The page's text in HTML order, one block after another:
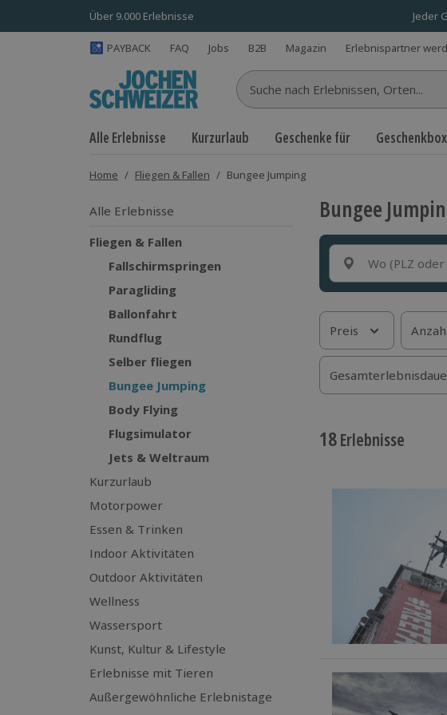
Über 9.000 Erlebnisse Jeder
PAYBACK FAQ Jobs B2B Magazin Erlebnispartner
Suche nach Erlebnissen...
Alle Erlebnisse Kurzurlaub Geschenke für
Home / Fliegen & Fallen / Bungee Jumping
Alle Erlebnisse
Fliegen & Fallen
Fallschirmspringen
Paragliding
Ballonfahrt
Rundflug
Selber fliegen
Bungee Jumping
Body Flying
Flugsimulator
Jets & Weltraum
Kurzurlaub
Motorpower
Essen & Trinken
Indoor Aktivitäten
Outdoor Aktivitäten
Wellness
Wassersport
Kunst, Kultur & Lifestyle
Erlebnisse mit Tieren
Außergewöhnliche Erlebnistage
Bungee
Wo (PLZ
Preis
18Erlebnisse